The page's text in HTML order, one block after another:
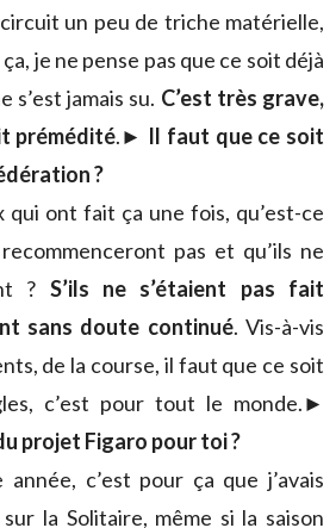
un peu de triche matérielle,
je ne pense pas que ce soit déjà
s’est jamais su. C’est très grave,
prémédité.► Il faut que ce soit
?
qui ont fait ça une fois, qu’est-ce
pas et qu’ils ne
? S’ils ne s’étaient pas fait
sans doute continué. Vis-à-vis
de la course, il faut que ce soit
c’est pour tout le monde.►
projet Figaro pour toi ?
année, c’est pour ça que j’avais
la Solitaire, même si la saison